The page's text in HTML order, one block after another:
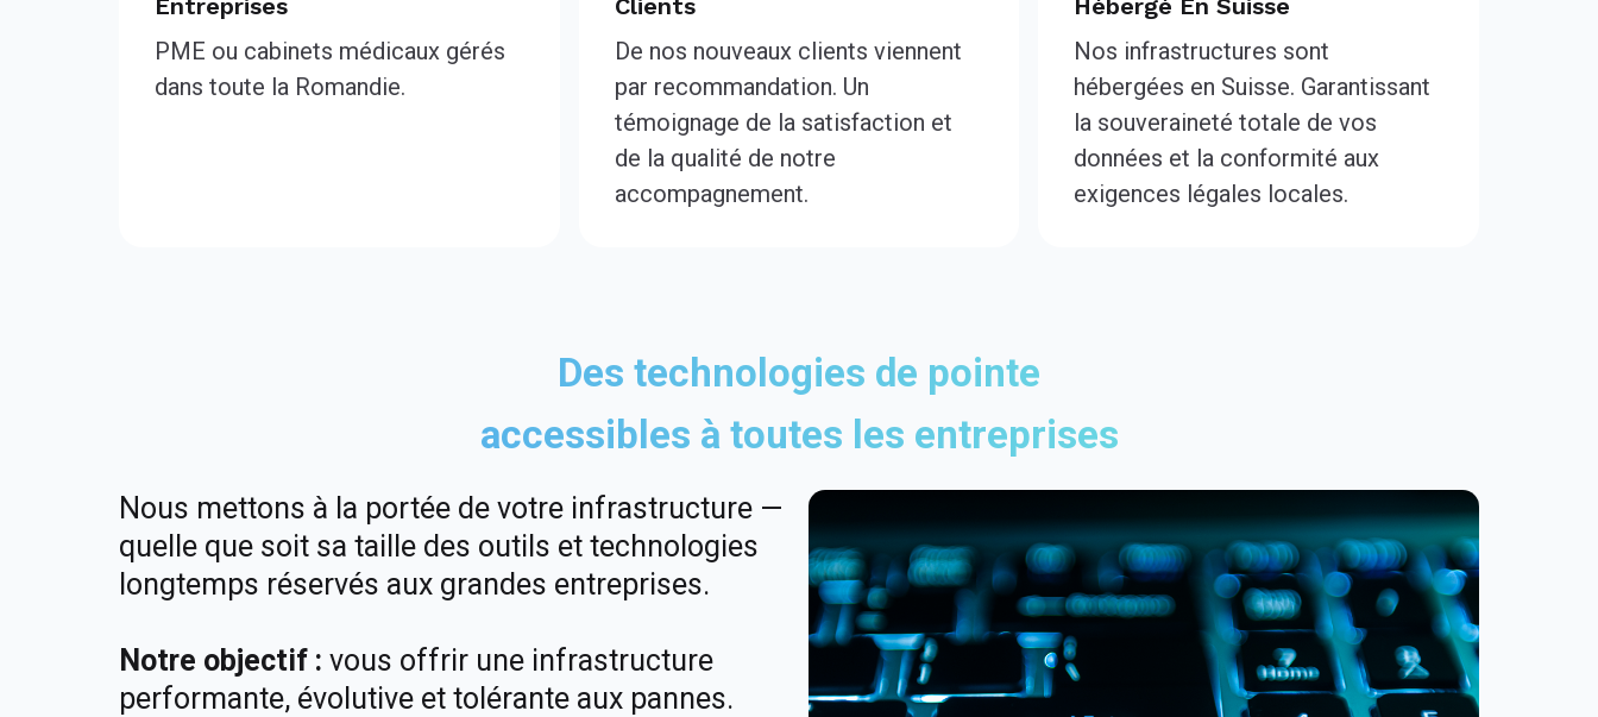
Entreprises
PME ou cabinets médicaux gérés
dans toute la Romandie.
Clients
De nos nouveaux clients viennent
par recommandation. Un
témoignage de la satisfaction et
de la qualité de notre
accompagnement.
Hébergé En Suisse
Nos infrastructures sont
hébergées en Suisse. Garantissant
la souveraineté totale de vos
données et la conformité aux
exigences légales locales.
Des technologies de pointe
accessibles à toutes les entreprises
Nous mettons à la portée de votre infrastructure —
quelle que soit sa taille des outils et technologies
longtemps réservés aux grandes entreprises.
Notre objectif : vous offrir une infrastructure
performante, évolutive et tolérante aux pannes.